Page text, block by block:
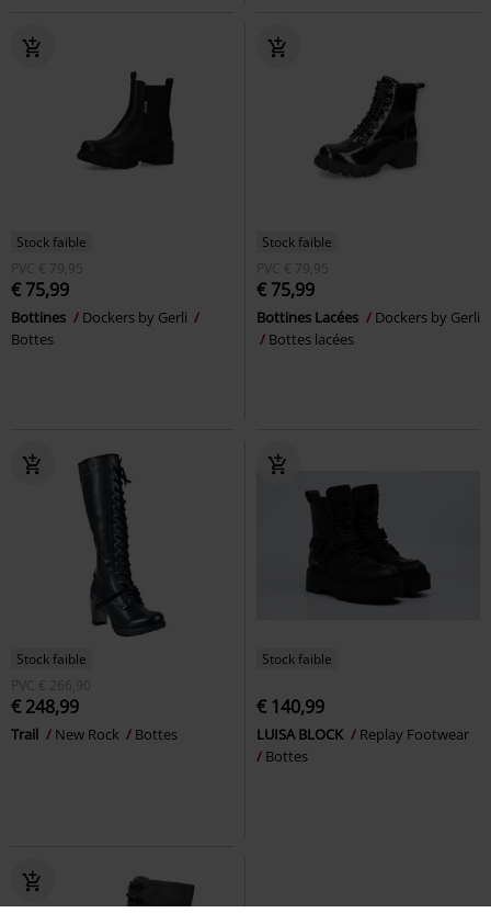
Stock faible
PVC € 79,95
€ 75,99
Bottines
Dockers by Gerli
Bottes
Stock faible
PVC € 79,95
€ 75,99
Bottines Lacées
Dockers by Gerli
Bottes lacées
Stock faible
PVC € 266,90
€ 248,99
Trail New Rock Bottes
Stock faible
€ 140,99
LUISA BLOCK
Replay Footwear
Bottes